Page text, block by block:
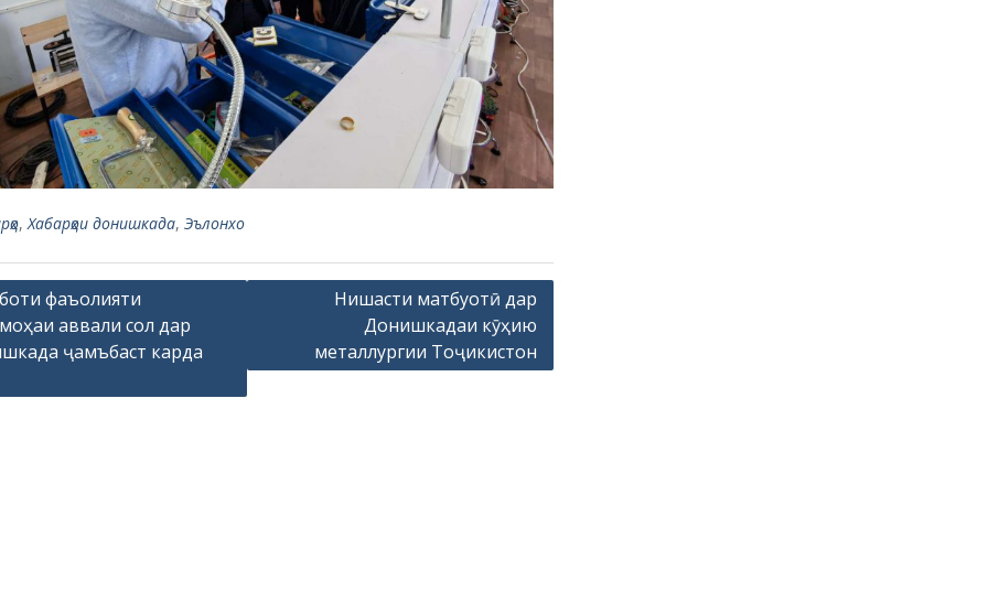
,Хабарҳои донишкада, Эълонхо
фаъолияти
аввали сол дар
ҷамъбаст карда
Нишасти матбуотӣ дар
Донишкадаи кӯҳию
металлургии Тоҷикистон